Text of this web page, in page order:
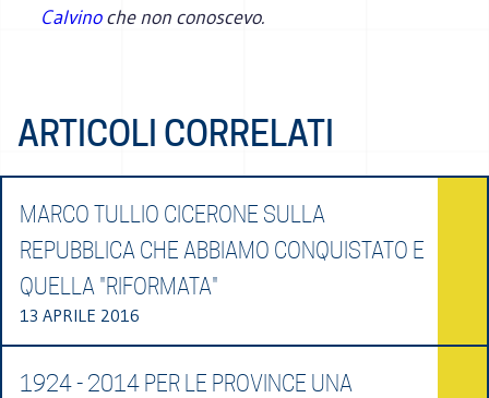
Calvinoche non conoscevo.
ARTICOLI CORRELATI
MARCO TULLIO CICERONE SULLA
REPUBBLICA CHE ABBIAMO CONQUISTATO E
QUELLA "RIFORMATA"
13 APRILE 2016
1924 - 2014 PER LE PROVINCE UNA